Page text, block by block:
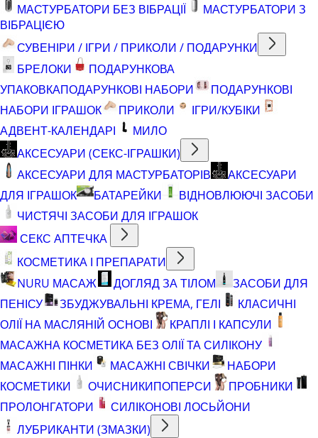
МАСТУРБАТОРИ БЕЗ ВІБРАЦІЇ
МАСТУРБАТОРИ З
ВІБРАЦІЄЮ
СУВЕНІРИ / ІГРИ / ПРИКОЛИ / ПОДАРУНКИ
БРЕЛОКИ
ПОДАРУНКОВА
УПАКОВКАПОДАРУНКОВІ НАБОРИ
ПОДАРУНКОВІ
НАБОРИ ІГРАШОК
ПРИКОЛИ
ІГРИ/КУБІКИ
АДВЕНТ-КАЛЕНДАРІ
МИЛО
АКСЕСУАРИ (СЕКС-ІГРАШКИ)
АКСЕСУАРИ ДЛЯ МАСТУРБАТОРІВ
АКСЕСУАРИ
ДЛЯ ІГРАШОК
БАТАРЕЙКИ
ВІДНОВЛЮЮЧІ ЗАСОБИ
ЧИСТЯЧІ ЗАСОБИ ДЛЯ ІГРАШОК
СЕКС АПТЕЧКА
КОСМЕТИКА І ПРЕПАРАТИ
NURU МАСАЖ
ДОГЛЯД ЗА ТІЛОМ
ЗАСОБИ ДЛЯ
ПЕНІСУ
ЗБУДЖУВАЛЬНІ КРЕМА, ГЕЛІ
КЛАСИЧНІ
ОЛІЇ НА МАСЛЯНІЙ ОСНОВІ
КРАПЛІ І КАПСУЛИ
МАСАЖНА КОСМЕТИКА БЕЗ ОЛІЇ ТА СИЛІКОНУ
МАСАЖНІ ПІНКИ
МАСАЖНІ СВІЧКИ
НАБОРИ
КОСМЕТИКИ
ОЧИСНИКИПОПЕРСИ
ПРОБНИКИ
ПРОЛОНГАТОРИ
СИЛІКОНОВІ ЛОСЬЙОНИ
ЛУБРИКАНТИ (ЗМАЗКИ)